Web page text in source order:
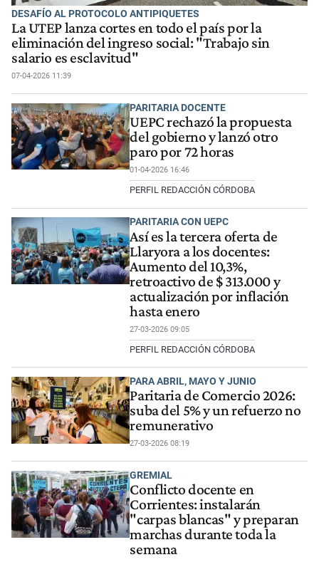
DESAFÍO AL PROTOCOLO ANTIPIQUETES
La UTEP lanza cortes en todo el país por la
eliminación del ingreso social: "Trabajo sin
salario es esclavitud"
07-04-2026 11:39
PARITARIA DOCENTE
UEPC rechazó la propuesta
del gobierno y lanzó otro
paro por 72 horas
01-04-2026 16:46
PERFIL REDACCIÓN CÓRDOBA
PARITARIA CON UEPC
Así es la tercera oferta de
Llaryora a los docentes:
Aumento del 10,3%,
retroactivo de $ 313.000 y
actualización por inflación
hasta enero
27-03-2026 09:05
PERFIL REDACCIÓN CÓRDOBA
PARA ABRIL, MAYO Y JUNIO
Paritaria de Comercio 2026:
suba del 5% y un refuerzo no
remunerativo
27-03-2026 08:19
GREMIAL
Conflicto docente en
Corrientes: instalarán
"carpas blancas" y preparan
marchas durante toda la
semana